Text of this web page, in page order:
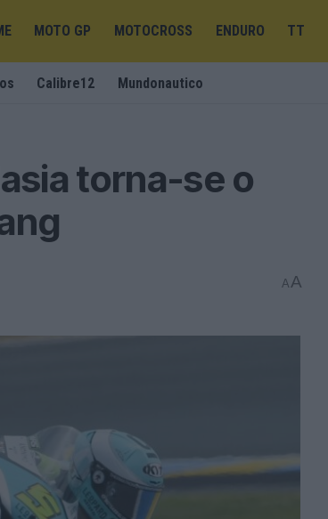
MOTO GP MOTOCROSS ENDURO TT
Calibre12 Mundonautico
torna-se o
AA